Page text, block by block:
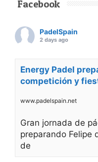
Facebook
PadelSpain
2 days ago
Energy Padel
competición y
www.padelspain.net
Gran jornada de
preparando Felipe
de